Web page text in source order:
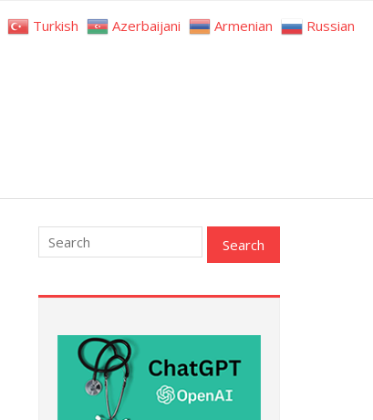
Turkish Azerbaijani Armenian Russian